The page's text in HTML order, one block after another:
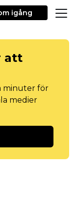
igång
att
minuter för
medier